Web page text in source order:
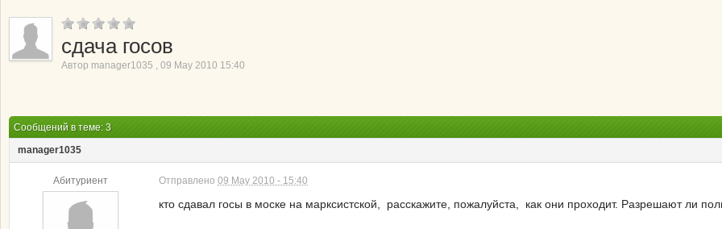
сдача госов
Автор manager1035 , 09 May 2010 15:40
Сообщений в теме: 3
manager1035
Абитуриент Отправлено 09 May 2010 - 15:40
кто сдавал госы в моске на марксистской, расскажите, пожалуйста, как они проходит. Разрешают ли